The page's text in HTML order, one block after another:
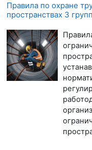
Правила по охране
пространствах 3